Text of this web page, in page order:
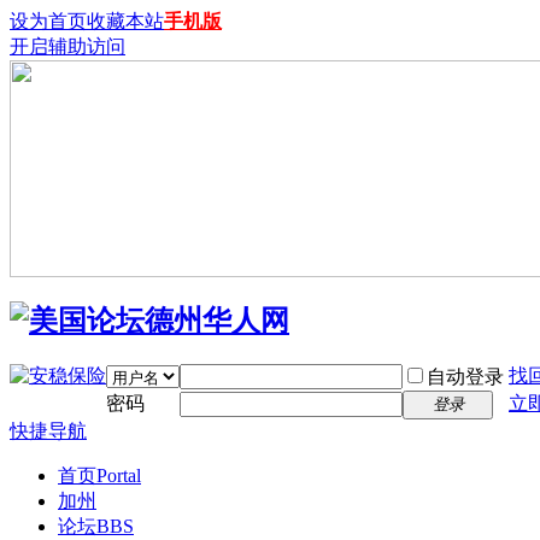
设为首页收藏本站手机版
开启辅助访问
自动登录 找
密码
登录
立
快捷导航
首页Portal
加州
论坛BBS